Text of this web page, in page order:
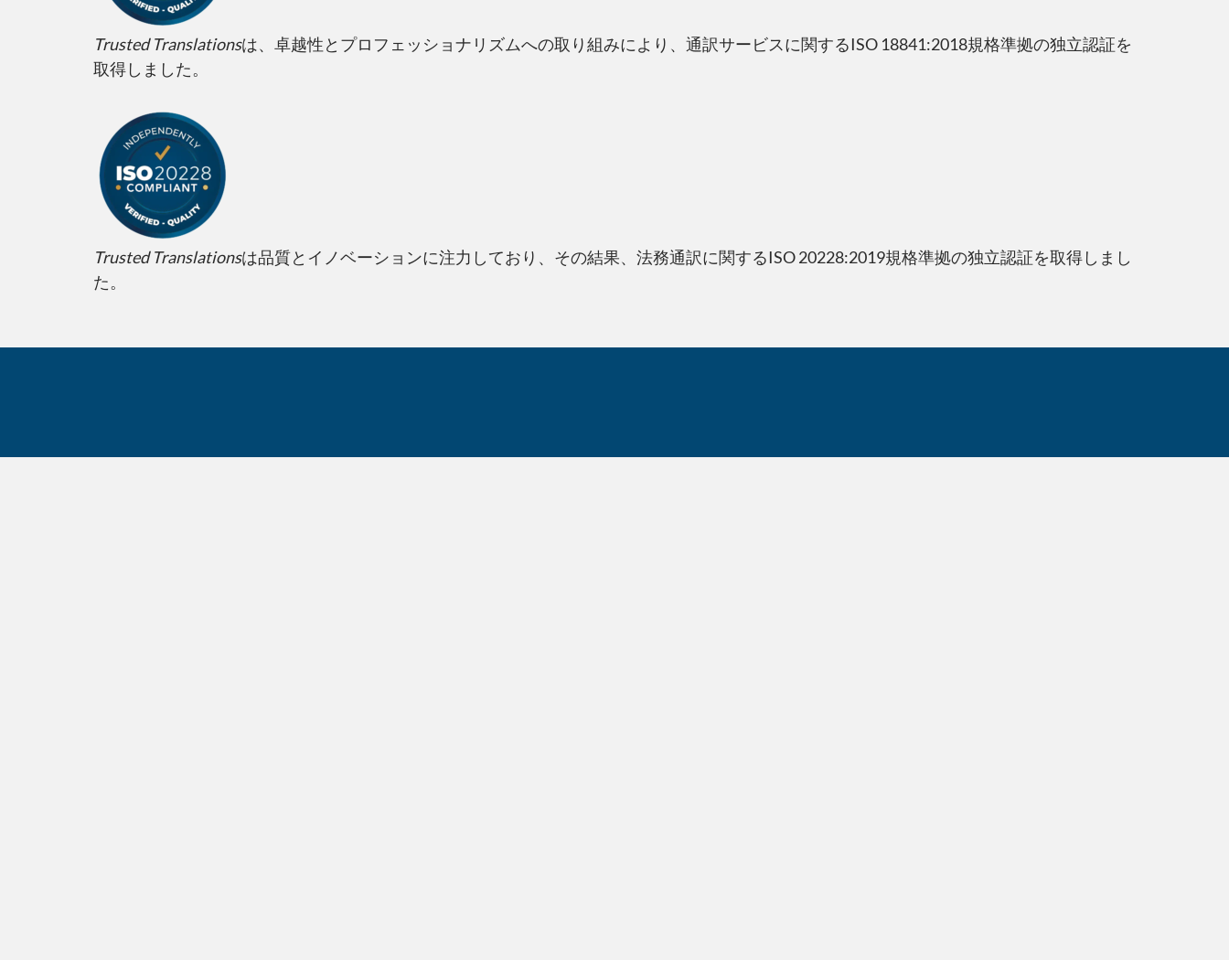
Trusted Translationsは、卓越性とプロフェッショナリズムへの取り組みにより、通訳サービスに関するISO 18841:2018規格準拠の独立認証を
取得しました。
Trusted Translationsは品質とイノベーションに注力しており、その結果、法務通訳に関するISO 20228:2019規格準拠の独立認証を取得しまし
た。